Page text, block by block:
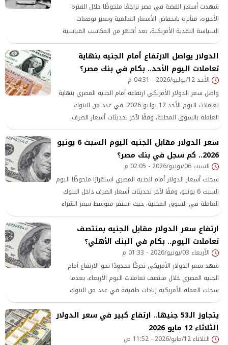
شهدت أسعار الفضة في مصر تراجعًا ملحوظًا خلال الفترة
الأخيرة، متأثرة بانخفاض الأسعار العالمية وتغير توقعات
السياسة النقدية الأمريكية، بعد أشهر من المكاسب القياسية
التي دفعت المعدن الأبيض إلى مستويات تاريخية.
الدولار يواصل الارتفاع أمام الجنيه بنهاية
تعاملات اليوم الأحد.. بكام في بنك مصر؟
الأحد 12/يوليو/2026 - 04:31 م
واصل سعر الدولار الأمريكي ارتفاعه أمام الجنيه المصري بنهاية
تعاملات اليوم الأحد 12 يوليو 2026، في عدد من البنوك
العاملة بالسوق المحلية، وفقًا لآخر تحديثات أسعار الصرف.
سعر الدولار مقابل الجنيه اليوم السبت 6 يونيو
2026.. كم سجل في بنك مصر؟
السبت 06/يونيو/2026 - 02:05 م
سجلت أسعار الدولار أمام الجنيه المصري استقرارًا ملحوظًا اليوم
السبت 6 يونيو، وفقًا لآخر تحديثات أسعار الصرف داخل البنوك
العاملة في السوق المحلية، حيث استقر متوسط سعر الشراء
عند نحو 51.77 جنيه.
ارتفاع سعر الدولار مقابل الجنيه بمنتصف
تعاملات اليوم.. بكام في البنك الأهلي؟
الأربعاء 03/يونيو/2026 - 01:33 م
شهد سعر الدولار الأمريكي تحركًا محدودًا نحو الارتفاع أمام
الجنيه المصري خلال منتصف تعاملات اليوم الأربعاء، بعدما
سجلت العملة الأمريكية زيادات طفيفة في عدد من البنوك
العاملة بالسوق المحلية مقارنة بمستوياتها في بداية الجلسة.
يتجاوز الـ53 جنيها.. ارتفاع كبير في سعر الدولار
الثلاثاء 12 مايو 2026
الثلاثاء 12/مايو/2026 - 11:52 ص